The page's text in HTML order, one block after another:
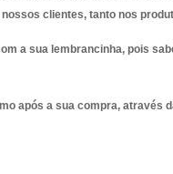
clientes, tanto nos
a sua lembrancinha, pois
após a sua compra, através